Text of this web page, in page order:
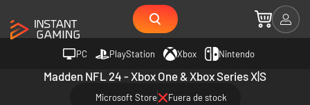
PC PlayStation Xbox Nintendo
Madden NFL 24 - Xbox One & Xbox Series X|S
Microsoft Store Fuera de stock